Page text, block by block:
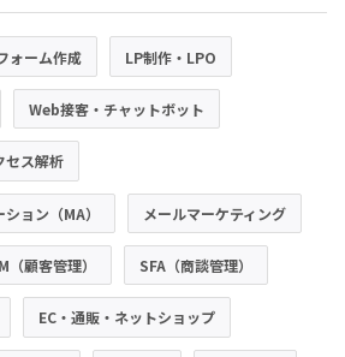
ォーム作成 LP制作・LPO
Web接客・チャットボット
セス解析
ョン（MA） メールマーケティング
（顧客管理） SFA（商談管理）
EC・通販・ネットショップ